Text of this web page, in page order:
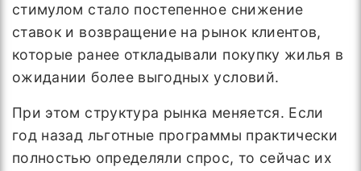
стимулом стало постепенное снижение
ставок и возвращение на рынок клиентов,
которые ранее откладывали покупку жилья в
ожидании более выгодных условий.
При этом структура рынка меняется. Если
год назад льготные программы практически
полностью определяли спрос, то сейчас их